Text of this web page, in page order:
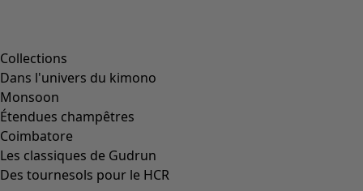
Collections
Dans l'univers du kimono
Monsoon
Étendues champêtres
Coimbatore
Les classiques de Gudrun
Des tournesols pour le HCR